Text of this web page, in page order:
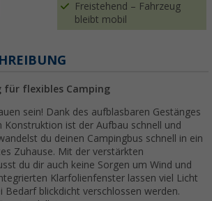
Freistehend – Fahrzeug
bleibt mobil
für flexibles Camping
sein! Dank des aufblasbaren Gestänges
Konstruktion ist der Aufbau schnell und
du deinen Campingbus schnell in ein
Zuhause. Mit der verstärkten
du dir auch keine Sorgen um Wind und
Klarfolienfenster lassen viel Licht
Bedarf blickdicht verschlossen werden.